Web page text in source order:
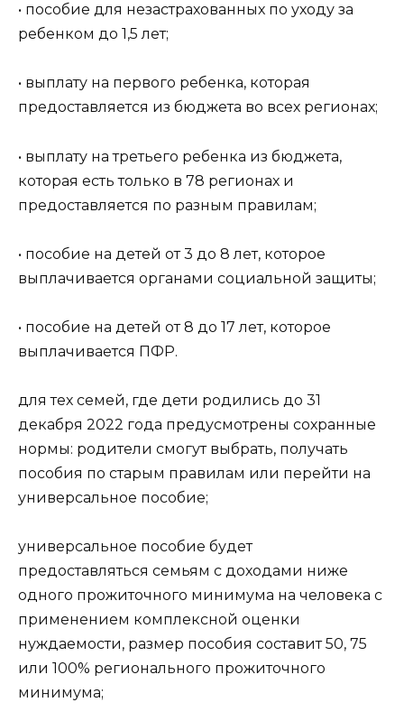
• пособие для незастрахованных по уходу за
ребенком до 1,5 лет;
• выплату на первого ребенка, которая
предоставляется из бюджета во всех регионах;
• выплату на третьего ребенка из бюджета,
которая есть только в 78 регионах и
предоставляется по разным правилам;
• пособие на детей от 3 до 8 лет, которое
выплачивается органами социальной защиты;
• пособие на детей от 8 до 17 лет, которое
выплачивается ПФР.
для тех семей, где дети родились до 31
декабря 2022 года предусмотрены сохранные
нормы: родители смогут выбрать, получать
пособия по старым правилам или перейти на
универсальное пособие;
универсальное пособие будет
предоставляться семьям с доходами ниже
одного прожиточного минимума на человека с
применением комплексной оценки
нуждаемости, размер пособия составит 50, 75
или 100% регионального прожиточного
минимума;